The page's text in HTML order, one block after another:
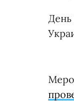
День